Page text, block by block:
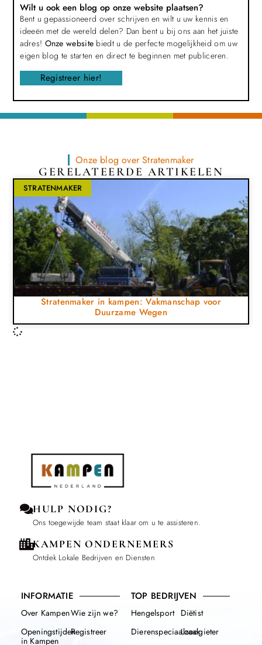
Wilt u ook een blog op onze website plaatsen?
Bent u gepassioneerd over schrijven en wilt u uw kennis en
ideeën met de wereld delen? Dan bent u bij ons aan het juiste
adres! Onze website biedt u de perfecte mogelijkheid om uw
eigen blog te starten en direct te beginnen met publiceren.
Registreer hier!
Onze blog over Stratenmaker
GERELATEERDE ARTIKELEN
STRATENMAKER
Stratenmaker in kampen: Vakmanschap voor
Duurzame Wegen
HULP NODIG?
Ons toegewijde team staat klaar om u te assisteren.
KAMPEN ONDERNEMERS
Ontdek Lokale Bedrijven en Diensten
INFORMATIE
Over Kampen
Openingstijden
in Kampen
Wie zijn we?
Registreer
TOP BEDRIJVEN
Hengelsport
Dierenspeciaalzaak
Diëtist
Loodgieter